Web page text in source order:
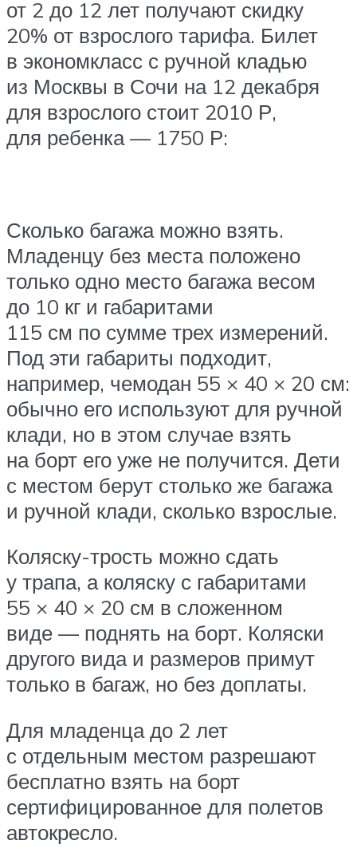
от 2 до 12 лет получают скидку
20% от взрослого тарифа. Билет
в экономкласс с ручной кладью
из Москвы в Сочи на 12 декабря
для взрослого стоит 2010 Р,
для ребенка — 1750 Р:
Сколько багажа можно взять.
Младенцу без места положено
только одно место багажа весом
до 10 кг и габаритами
115 см по сумме трех измерений.
Под эти габариты подходит,
например, чемодан 55 × 40 × 20 см:
обычно его используют для ручной
клади, но в этом случае взять
на борт его уже не получится. Дети
с местом берут столько же багажа
и ручной клади, сколько взрослые.
Коляску-трость можно сдать
у трапа, а коляску с габаритами
55 × 40 × 20 см в сложенном
виде — поднять на борт. Коляски
другого вида и размеров примут
только в багаж, но без доплаты.
Для младенца до 2 лет
с отдельным местом разрешают
бесплатно взять на борт
сертифицированное для полетов
автокресло.